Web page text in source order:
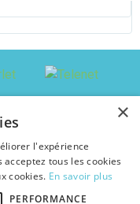
×
l'expérience
tous les cookies
cookies. En savoir plus
PERFORMANCE